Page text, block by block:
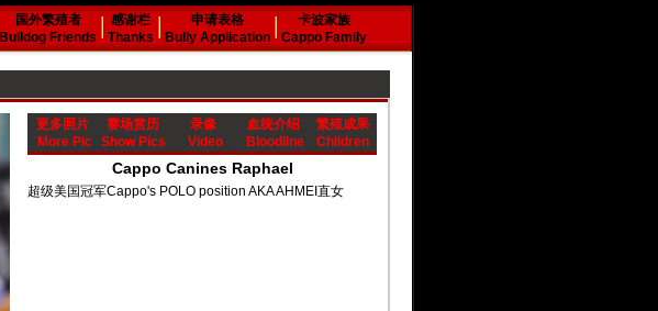
国外繁殖者
Bulldog Friends
感谢栏
Thanks
申请表格
Bully Application
卡波家族
Cappo Family
更多照片
More Pic
赛场赏历
Show Pics
录像
Video
血统介绍
Bloodline
繁殖成果
Children
Cappo Canines Raphael
超级美国冠军Cappo's POLO position AKA AHMEI直女